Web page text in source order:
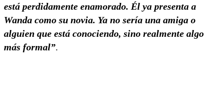
está perdidamente enamorado. Él ya presenta a
Wanda como su novia. Ya no sería una amiga o
alguien que está conociendo, sino realmente algo
más formal”.